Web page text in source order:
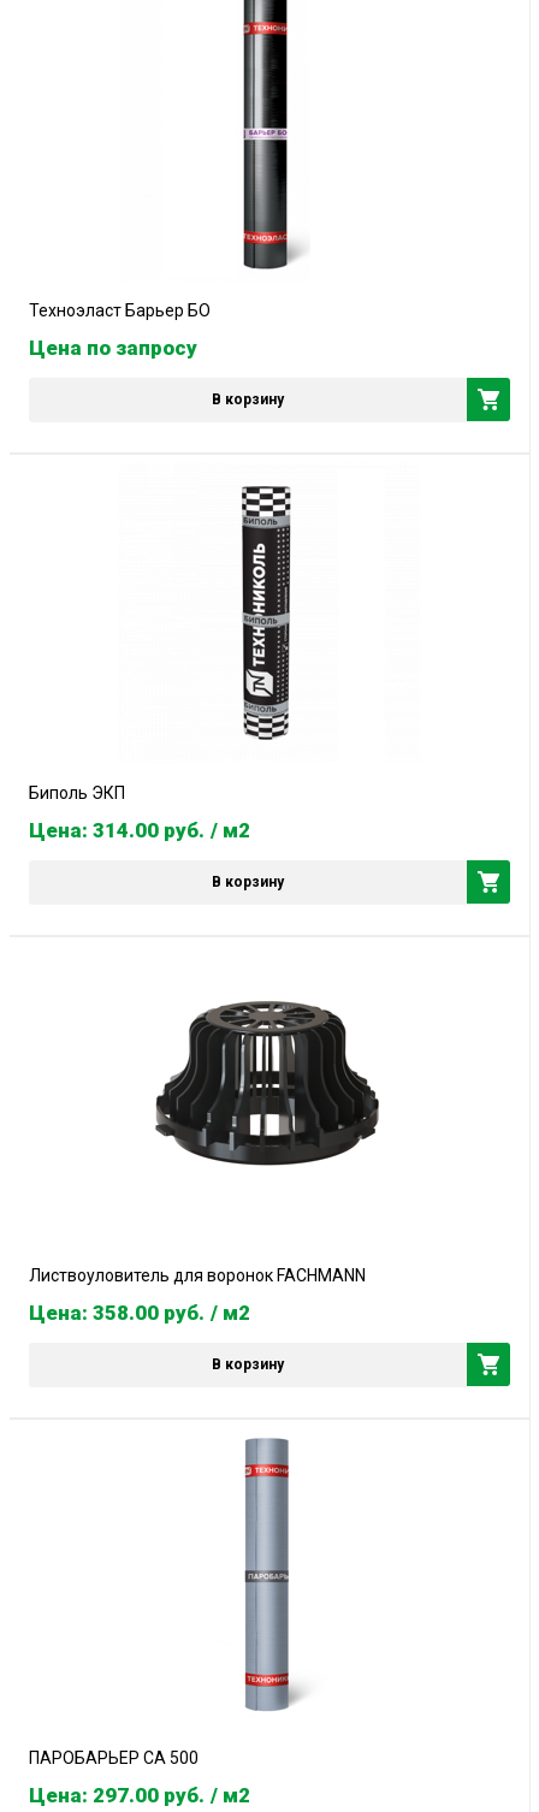
Техноэласт Барьер БО
Цена по запросу
В корзину
Биполь ЭКП
Цена: 314.00 руб. / м2
В корзину
Листвоуловитель для воронок FACHMANN
Цена: 358.00 руб. / м2
В корзину
ПАРОБАРЬЕР СА 500
Цена: 297.00 руб. / м2